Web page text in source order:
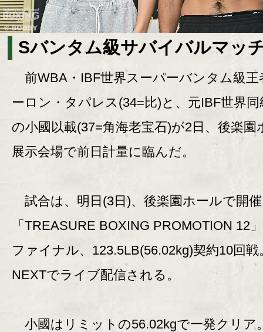
Sバンタム級サバイバルマッ
前WBA・IBF世界スーパーバンタム級王
ーロン・タパレス(34=比)と、元IBF世界同
の小國以載(37=角海老宝石)が2日、後楽園
展示会場で前日計量に臨んだ。
試合は、明日(3日)、後楽園ホールで開
「TREASURE BOXING PROMOTION 12
ファイナル、123.5LB(56.02kg)契約10回戦
NEXTでライブ配信される。
小國はリミットの56.02kgで一発クリア